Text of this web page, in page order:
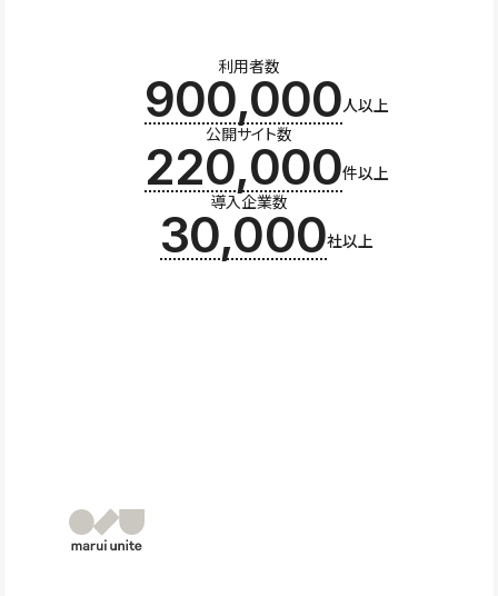
利用者数
900,000人以上
公開サイト数
220,000件以上
導入企業数
30,000社以上